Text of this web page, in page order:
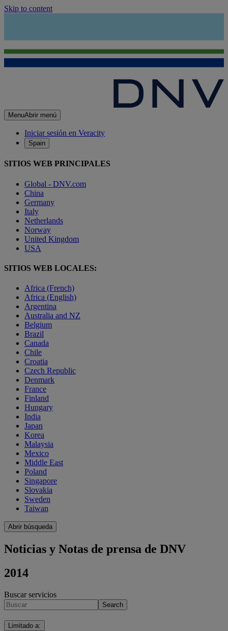
Skip to content
MenuAbrir menú
Iniciar sesión en Veracity
Spain
SITIOS WEB PRINCIPALES
Global - DNV.com
China
Germany
Italy
Netherlands
Norway
United Kingdom
USA
SITIOS WEB LOCALES:
Africa (French)
Africa (English)
Argentina
Australia and NZ
Belgium
Brazil
Canada
Chile
Croatia
Czech Republic
Denmark
France
Finland
Hungary
India
Japan
Korea
Malaysia
Mexico
Middle East
Poland
Singapore
Slovakia
Sweden
Taiwan
Abrir búsqueda
Noticias y Notas de prensa de DNV
2014
Buscar servicios
Search
Limitado a: